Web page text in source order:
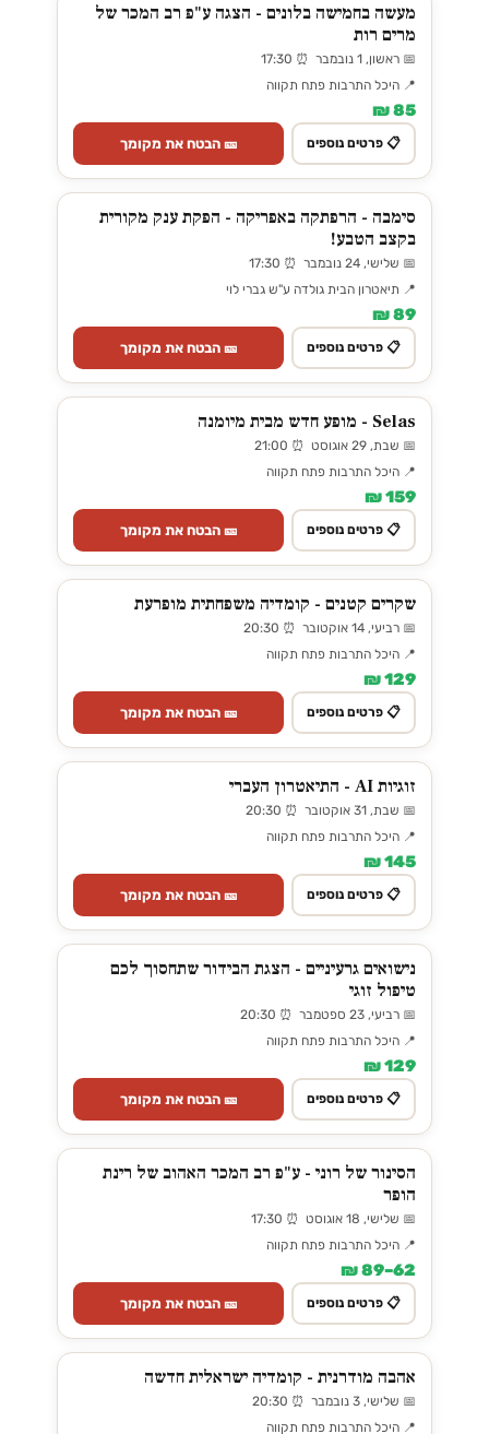
מעשה בחמישה בלונים - הצגה ע"פ רב המכר של
מרים רות
📅 ראשון, 1 נובמבר ⏰ 17:30
📍 היכל התרבות פתח תקווה
85 ₪
📋 פרטים נוספים 🎫 הבטח את מקומך
סימבה - הרפתקה באפריקה - הפקת ענק מקורית
בקצב הטבע!
📅 שלישי, 24 נובמבר ⏰ 17:30
📍 תיאטרון הבית גולדה ע"ש גברי לוי
89 ₪
📋 פרטים נוספים 🎫 הבטח את מקומך
Selas - מופע חדש מבית מיומנה
📅 שבת, 29 אוגוסט ⏰ 21:00
📍 היכל התרבות פתח תקווה
159 ₪
📋 פרטים נוספים 🎫 הבטח את מקומך
שקרים קטנים - קומדיה משפחתית מופרעת
📅 רביעי, 14 אוקטובר ⏰ 20:30
📍 היכל התרבות פתח תקווה
129 ₪
📋 פרטים נוספים 🎫 הבטח את מקומך
זוגיות AI - התיאטרון העברי
📅 שבת, 31 אוקטובר ⏰ 20:30
📍 היכל התרבות פתח תקווה
145 ₪
📋 פרטים נוספים 🎫 הבטח את מקומך
נישואים גרעיניים - הצגת הבידור שתחסוך לכם
טיפול זוגי
📅 רביעי, 23 ספטמבר ⏰ 20:30
📍 היכל התרבות פתח תקווה
129 ₪
📋 פרטים נוספים 🎫 הבטח את מקומך
הסינור של רוני - ע"פ רב המכר האהוב של רינת
הופר
📅 שלישי, 18 אוגוסט ⏰ 17:30
📍 היכל התרבות פתח תקווה
62–89 ₪
📋 פרטים נוספים 🎫 הבטח את מקומך
אהבה מודרנית - קומדיה ישראלית חדשה
📅 שלישי, 3 נובמבר ⏰ 20:30
📍 היכל התרבות פתח תקווה